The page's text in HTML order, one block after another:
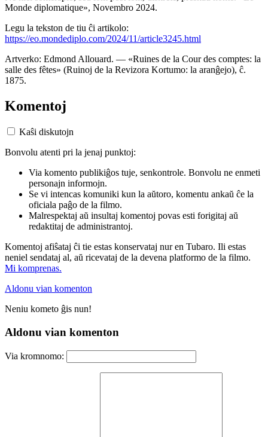
Monde diplomatique», Novembro 2024.
Legu la tekston de tiu ĉi artikolo:
https://eo.mondediplo.com/2024/11/article3245.html
Artverko: Edmond Allouard. — «Ruines de la Cour des comptes: la
salle des fêtes» (Ruinoj de la Revizora Kortumo: la aranĝejo), ĉ.
1875.
Komentoj
Kaŝi diskutojn
Bonvolu atenti pri la jenaj punktoj:
Via komento publikiĝos tuje, senkontrole. Bonvolu ne enmeti
personajn informojn.
Se vi intencas komuniki kun la aŭtoro, komentu ankaŭ ĉe la
oficiala paĝo de la filmo.
Malrespektaj aŭ insultaj komentoj povas esti forigitaj aŭ
redaktitaj de administrantoj.
Komentoj afiŝataj ĉi tie estas konservataj nur en Tubaro. Ili estas
neniel sendataj al, aŭ ricevataj de la devena platformo de la filmo.
Mi komprenas.
Aldonu vian komenton
Neniu kometo ĝis nun!
Aldonu vian komenton
Via kromnomo: